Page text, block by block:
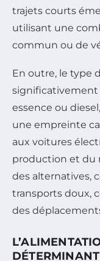
trajets courts
utilisant une
commun ou de
En outre, le type
significativement
essence ou
une empreinte
aux voitures
production et du
des alternatives,
transports doux,
des
DÉTERMINANT